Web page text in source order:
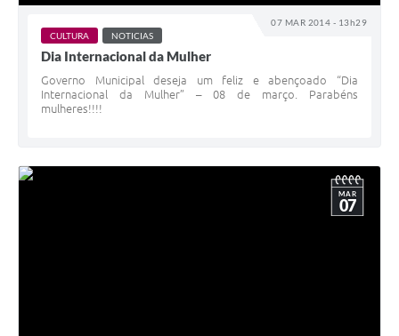
07 MAR 2014 - 13h29
CULTURA NOTICIAS
Dia Internacional da Mulher
Governo Municipal deseja um feliz e abençoado “Dia
Internacional da Mulher” – 08 de março. Parabéns
mulheres!!!!
MAR
07